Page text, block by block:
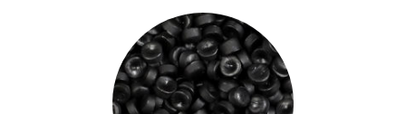
REPEBO len80100